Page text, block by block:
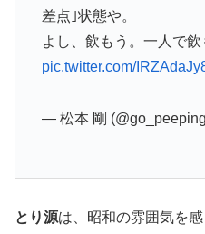
差点｣状態や。
よし、飲もう。一人で飲
pic.twitter.com/
— 松本 剛
とり源は、昭和の雰囲気を